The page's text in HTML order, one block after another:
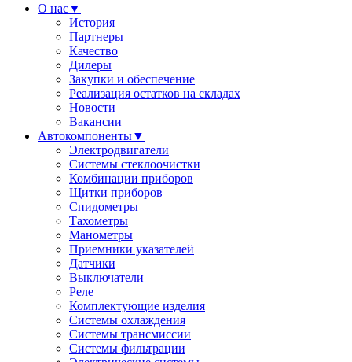
О нас▼
История
Партнеры
Качество
Дилеры
Закупки и обеспечение
Реализация остатков на складах
Новости
Вакансии
Автокомпоненты▼
Электродвигатели
Системы стеклоочистки
Комбинации приборов
Щитки приборов
Спидометры
Тахометры
Манометры
Приемники указателей
Датчики
Выключатели
Реле
Комплектующие изделия
Системы охлаждения
Системы трансмиссии
Системы фильтрации